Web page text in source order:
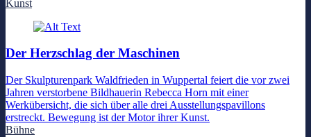
Kunst
Der Herzschlag der Maschinen
Der Skulpturenpark Waldfrieden in Wuppertal feiert die vor zwei
Jahren verstorbene Bildhauerin Rebecca Horn mit einer
Werkübersicht, die sich über alle drei Ausstellungspavillons
erstreckt. Bewegung ist der Motor ihrer Kunst.
Bühne